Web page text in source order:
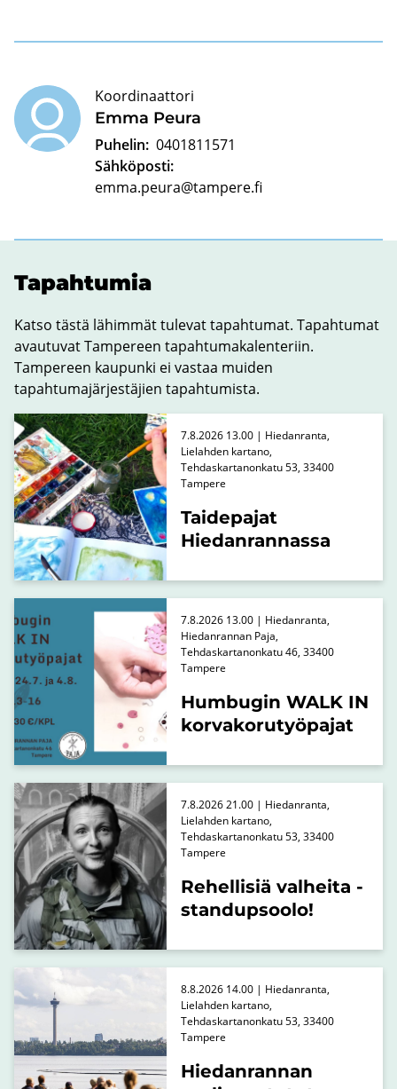
Emma Peura
Koordinaattori
Puhelin: 0401811571
Sähköposti:
emma.peura@tampere.fi
Ta­pah­tu­mia
Katso tästä lähimmät tulevat tapahtumat. Tapahtumat
avautuvat Tampereen tapahtumakalenteriin.
Tampereen kaupunki ei vastaa muiden
tapahtumajärjestäjien tapahtumista.
Taidepajat
Hiedanrannassa
7.8.2026 13.00 | Hiedanranta,
Lielahden kartano,
Tehdaskartanonkatu 53, 33400
Tampere
Humbugin WALK IN
korvakorutyöpajat
7.8.2026 13.00 | Hiedanranta,
Hiedanrannan Paja,
Tehdaskartanonkatu 46, 33400
Tampere
Rehellisiä valheita -
standupsoolo!
7.8.2026 21.00 | Hiedanranta,
Lielahden kartano,
Tehdaskartanonkatu 53, 33400
Tampere
Hiedanrannan
8.8.2026 14.00 | Hiedanranta,
Lielahden kartano,
Tehdaskartanonkatu 53, 33400
Tampere